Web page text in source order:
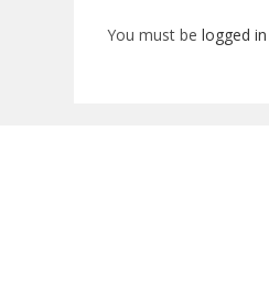
You must belogged in